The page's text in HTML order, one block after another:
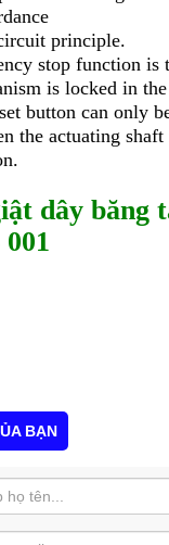
principle.
stop function is
is locked in
button can only
the actuating
dây băng
001
BẠN